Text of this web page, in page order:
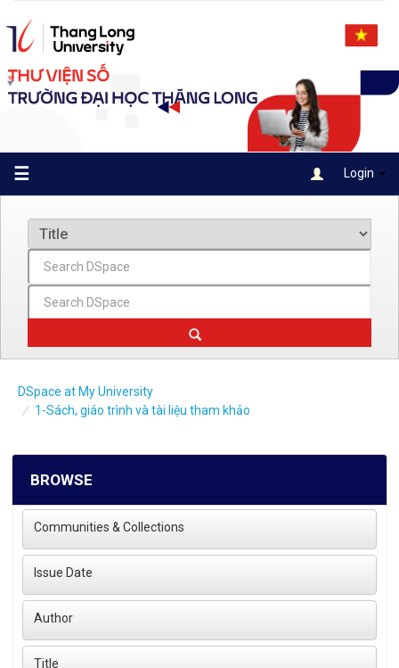
navigation
☰ Login
DSpace at My University
1-Sách, giáo trình và tài liệu tham khảo
BROWSE
Communities & Collections
Issue Date
Author
Title